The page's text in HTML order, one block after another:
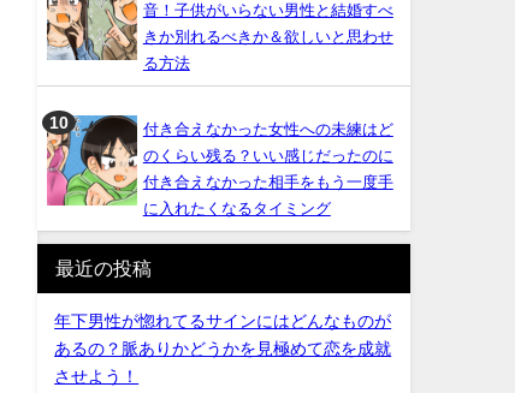
音！子供がいらない男性と結婚すべ
きか別れるべきか＆欲しいと思わせ
る方法
付き合えなかった女性への未練はど
のくらい残る？いい感じだったのに
付き合えなかった相手をもう一度手
に入れたくなるタイミング
最近の投稿
年下男性が惚れてるサインにはどんなものが
あるの？脈ありかどうかを見極めて恋を成就
させよう！